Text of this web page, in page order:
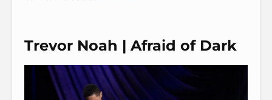
Trevor Noah | Afraid of Dark